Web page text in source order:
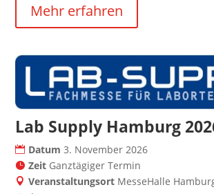
Mehr erfahren
Lab Supply Hamburg
Datum3. November 2026
Zeit Ganztägiger Termin
Veranstaltungsort MesseHalle